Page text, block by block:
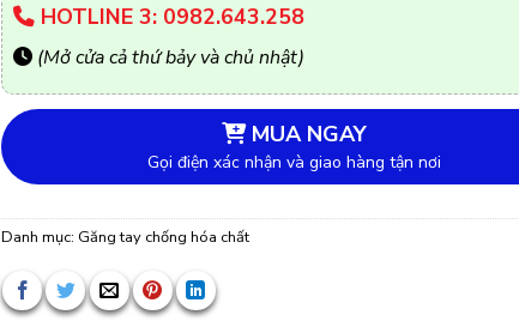
HOTLINE 3: 0982.643.258
(Mở cửa cả thứ bảy và chủ nhật)
MUA NGAY
Gọi điện xác nhận và giao hàng tận nơi
Danh mục: Găng tay chống hóa chất